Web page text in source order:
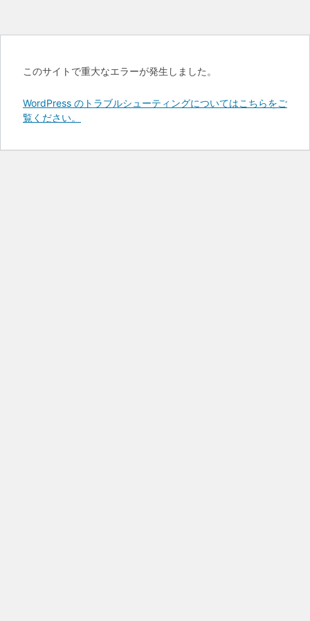
このサイトで重大なエラーが発生しました。
WordPress のトラブルシューティングについてはこちらをご
覧ください。